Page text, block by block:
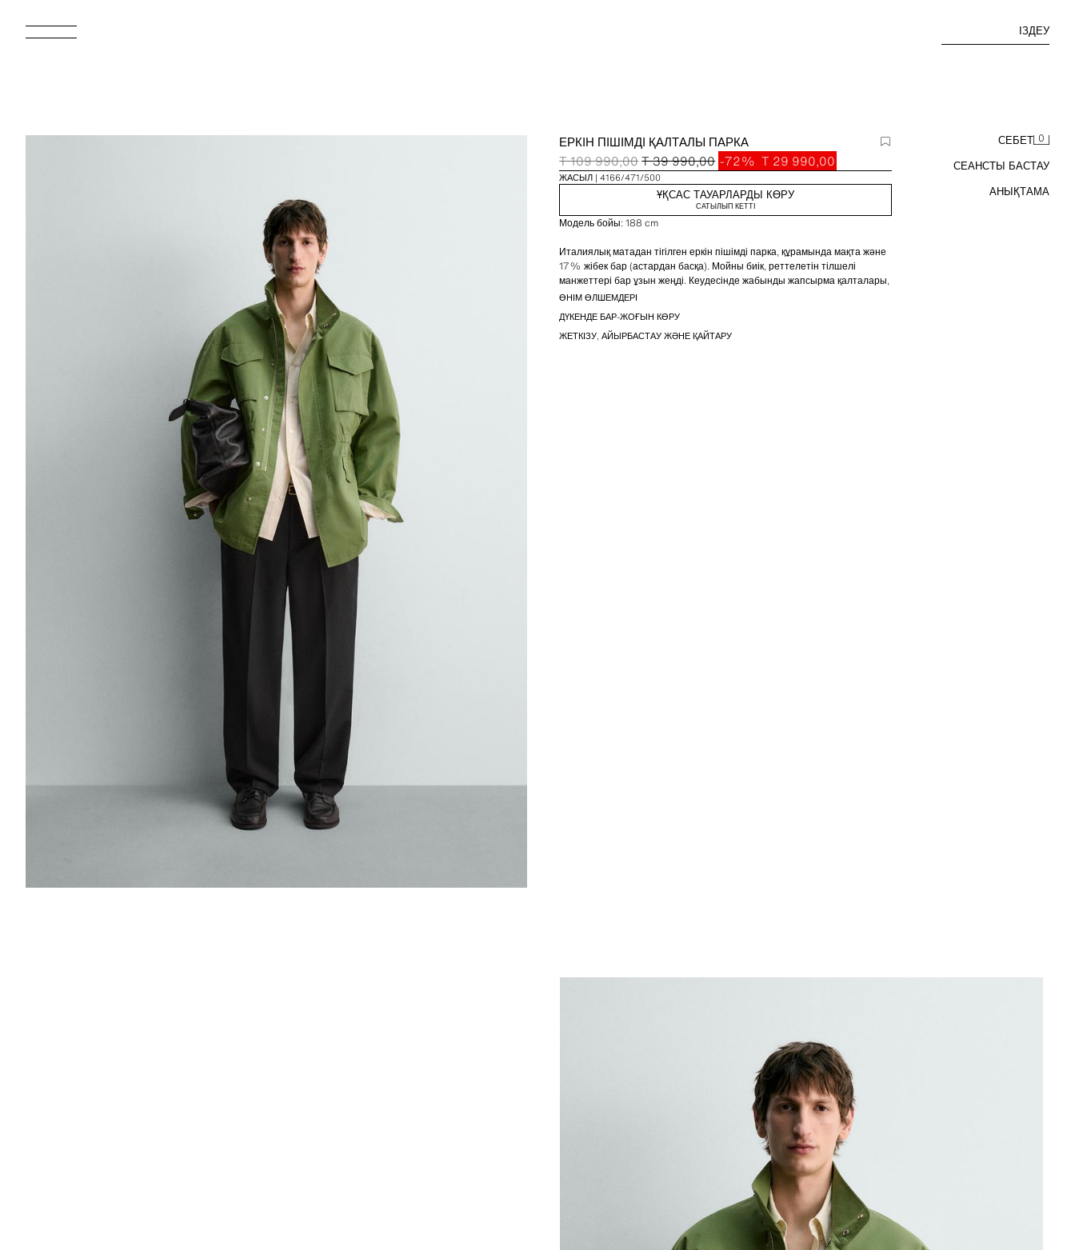
ІЗДЕУ
СЕБЕТ 0
СЕАНСТЫ БАСТАУ
АНЫҚТАМА
ЕРКІН ПІШІМДІ ҚАЛТАЛЫ ПАРКА
T 109 990,00T 39 990,00 -72% T 29 990,00
ЖАСЫЛ 4166/471/500
ҰҚСАС ТАУАРЛАРДЫ КӨРУ
САТЫЛЫП КЕТТІ
Модель бойы: 188 cm
Италиялық матадан тігілген еркін пішімді парка, құрамында мақта және
17% жібек бар (астардан басқа). Мойны биік, реттелетін тілшелі
манжеттері бар ұзын жеңді. Кеудесінде жабынды жапсырма қалталары,
мықын тұсында жапсырма қалталары бар. Белде ішкі баумен реттеледі.
тағылады.
ӨНІМ ӨЛШЕМДЕРІ
ДҮКЕНДЕ БАР-ЖОҒЫН КӨРУ
ЖЕТКІЗУ, АЙЫРБАСТАУ ЖӘНЕ ҚАЙТАРУ